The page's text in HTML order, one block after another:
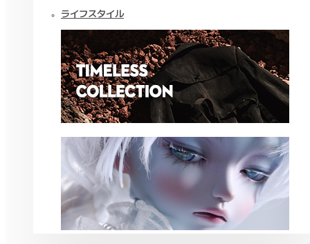
ライフスタイル